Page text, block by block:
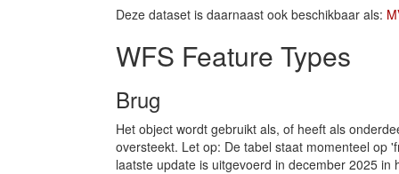
Deze dataset is daarnaast ook beschikbaar als:
WFS Feature Types
Brug
Het object wordt gebruikt als, of heeft als
oversteekt. Let op: De tabel staat momenteel op
laatste update is uitgevoerd in december 2025 in